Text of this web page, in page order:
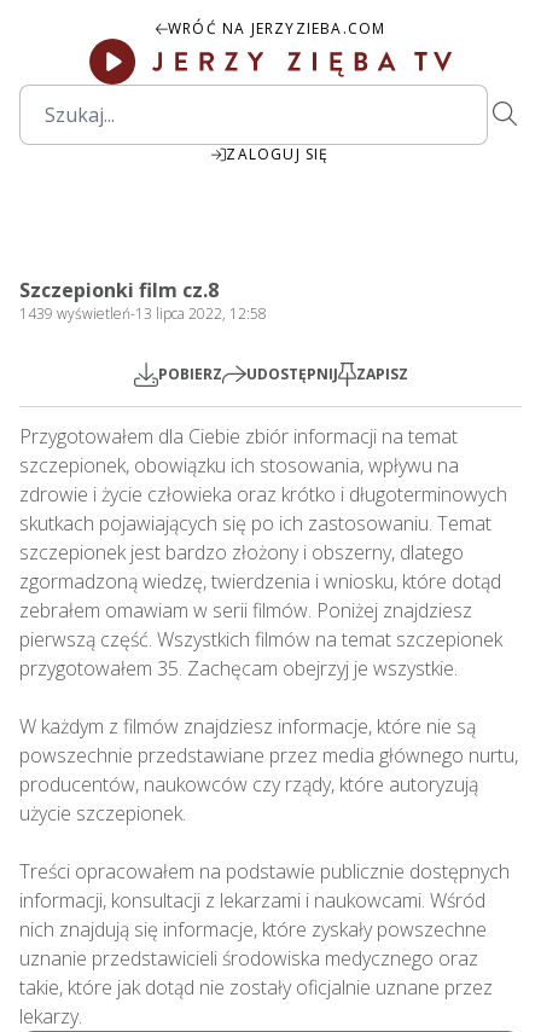
WRÓĆ NA JERZYZIEBA.COM
ZALOGUJ SIĘ
Szczepionki film cz.8
1439 wyświetleń-13 lipca 2022, 12:58
POBIERZ UDOSTĘPNIJ ZAPISZ
Przygotowałem dla Ciebie zbiór informacji na temat
szczepionek, obowiązku ich stosowania, wpływu na
zdrowie i życie człowieka oraz krótko i długoterminowych
skutkach pojawiających się po ich zastosowaniu. Temat
szczepionek jest bardzo złożony i obszerny, dlatego
zgormadzoną wiedzę, twierdzenia i wniosku, które dotąd
zebrałem omawiam w serii filmów. Poniżej znajdziesz
pierwszą część. Wszystkich filmów na temat szczepionek
przygotowałem 35. Zachęcam obejrzyj je wszystkie.
W każdym z filmów znajdziesz informacje, które nie są
powszechnie przedstawiane przez media głównego nurtu,
producentów, naukowców czy rządy, które autoryzują
użycie szczepionek.
Treści opracowałem na podstawie publicznie dostępnych
informacji, konsultacji z lekarzami i naukowcami. Wśród
nich znajdują się informacje, które zyskały powszechne
uznanie przedstawicieli środowiska medycznego oraz
takie, które jak dotąd nie zostały oficjalnie uznane przez
lekarzy.